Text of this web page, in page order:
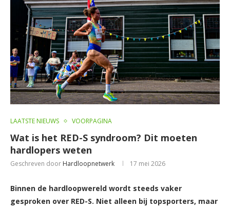
LAATSTE NIEUWS VOORPAGINA
Wat is het RED-S syndroom? Dit moeten
hardlopers weten
Geschreven door Hardloopnetwerk 17 mei 2026
Binnen de hardloopwereld wordt steeds vaker
gesproken over RED-S. Niet alleen bij topsporters, maar